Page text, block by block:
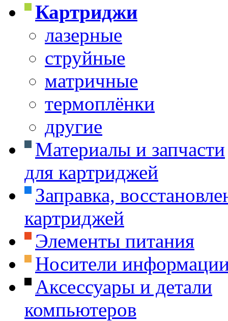
Картриджи
лазерные
струйные
матричные
термоплёнки
другие
Материалы и запчасти
для картриджей
Заправка,
картриджей
Элементы питания
Носители
Аксессуары и детали
компьютеров